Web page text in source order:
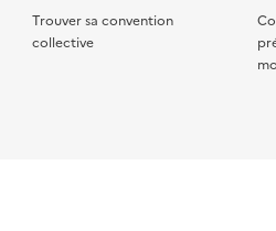
Trouver sa convention
collective